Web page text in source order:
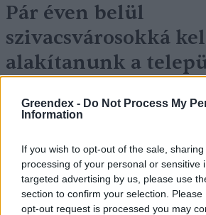
Greendex - Do Not Process My
Information
If you wish to opt-out of the sale,
processing of your personal or sensitive
targeted advertising by us, please use
section to confirm your selection.
opt-out request is processed you may
Pár éven belül
szivacsvárosokká
alakítanunk a
PODCAST Novák Zsombor 2 perc